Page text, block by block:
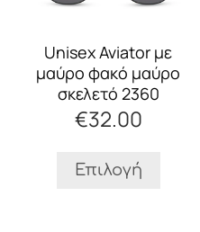
Unisex Aviator με
μαύρο φακό μαύρο
σκελετό 2360
€32.00
Επιλογή
πολλαπλές
Οι
επιλογές
μπορούν
επιλεγούν
σελίδα